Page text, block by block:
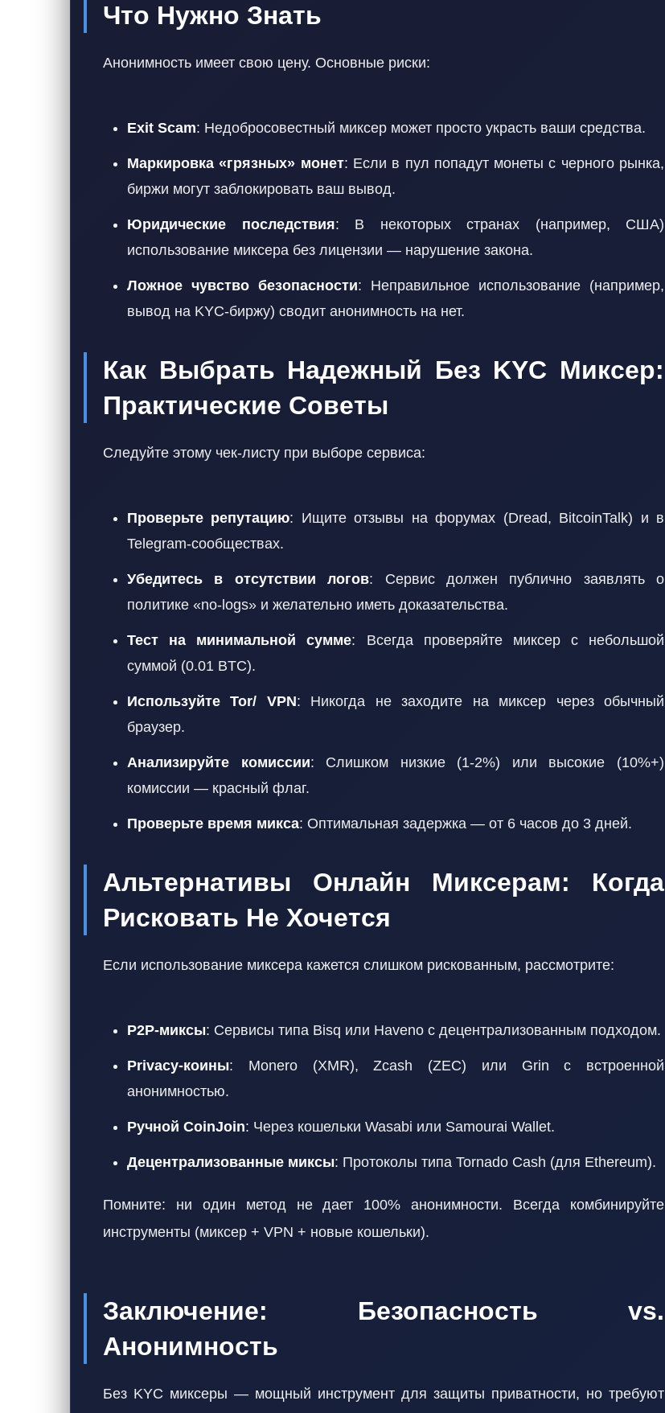
Что Нужно Знать
Анонимность имеет свою цену. Основные риски:
Exit Scam: Недобросовестный миксер может просто украсть ваши средства.
Маркировка «грязных» монет: Если в пул попадут монеты с черного рынка,
биржи могут заблокировать ваш вывод.
Юридические последствия: В некоторых странах (например, США)
использование миксера без лицензии — нарушение закона.
Ложное чувство безопасности: Неправильное использование (например,
вывод на KYC-биржу) сводит анонимность на нет.
Как Выбрать Надежный Без KYC Миксер:
Практические Советы
Следуйте этому чек-листу при выборе сервиса:
Проверьте репутацию: Ищите отзывы на форумах (Dread, BitcoinTalk) и в
Telegram-сообществах.
Убедитесь в отсутствии логов: Сервис должен публично заявлять о
политике «no-logs» и желательно иметь доказательства.
Тест на минимальной сумме: Всегда проверяйте миксер с небольшой
суммой (0.01 BTC).
Используйте Tor/ VPN: Никогда не заходите на миксер через обычный
браузер.
Анализируйте комиссии: Слишком низкие (1-2%) или высокие (10%+)
комиссии — красный флаг.
Проверьте время микса: Оптимальная задержка — от 6 часов до 3 дней.
Альтернативы Онлайн Миксерам: Когда
Рисковать Не Хочется
Если использование миксера кажется слишком рискованным, рассмотрите:
P2P-миксы: Сервисы типа Bisq или Haveno с децентрализованным подходом.
Privacy-коины: Monero (XMR), Zcash (ZEC) или Grin с встроенной
анонимностью.
Ручной CoinJoin: Через кошельки Wasabi или Samourai Wallet.
Децентрализованные миксы: Протоколы типа Tornado Cash (для Ethereum).
Помните: ни один метод не дает 100% анонимности. Всегда комбинируйте
инструменты (миксер + VPN + новые кошельки).
Заключение: Безопасность vs.
Анонимность
Без KYC миксеры — мощный инструмент для защиты приватности, но требуют